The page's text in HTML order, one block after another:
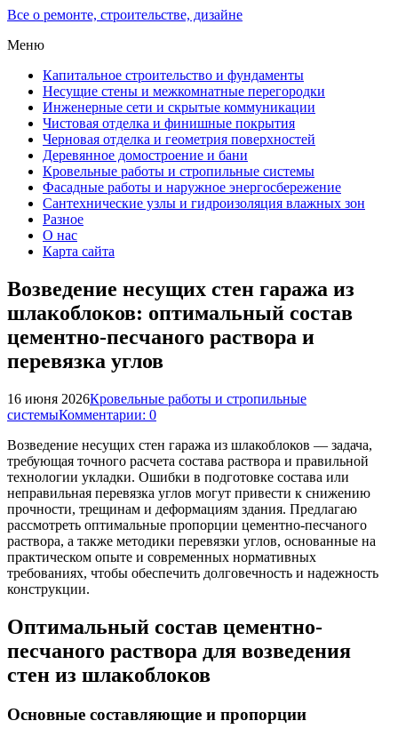
Все о ремонте, строительстве, дизайне
Меню
Капитальное строительство и фундаменты
Несущие стены и межкомнатные перегородки
Инженерные сети и скрытые коммуникации
Чистовая отделка и финишные покрытия
Черновая отделка и геометрия поверхностей
Деревянное домостроение и бани
Кровельные работы и стропильные системы
Фасадные работы и наружное энергосбережение
Сантехнические узлы и гидроизоляция влажных зон
Разное
О нас
Карта сайта
Возведение несущих стен гаража из
шлакоблоков: оптимальный состав
цементно-песчаного раствора и
перевязка углов
16 июня 2026Кровельные работы и стропильные
системыКомментарии: 0
Возведение несущих стен гаража из шлакоблоков — задача,
требующая точного расчета состава раствора и правильной
технологии укладки. Ошибки в подготовке состава или
неправильная перевязка углов могут привести к снижению
прочности, трещинам и деформациям здания. Предлагаю
рассмотреть оптимальные пропорции цементно-песчаного
раствора, а также методики перевязки углов, основанные на
практическом опыте и современных нормативных
требованиях, чтобы обеспечить долговечность и надежность
конструкции.
Оптимальный состав цементно-
песчаного раствора для возведения
стен из шлакоблоков
Основные составляющие и пропорции